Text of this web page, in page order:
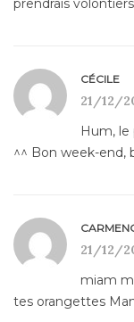
prendrais
CÉCILE
21/12/
Hum, le
^^ Bon week-end,
21/12/
miam
tes orangettes